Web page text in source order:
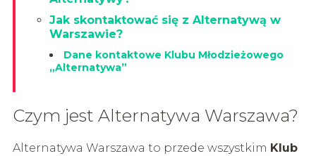
Jak skontaktować się z Alternatywą w
Warszawie?
Dane kontaktowe Klubu Młodzieżowego
„Alternatywa”
Czym jest Alternatywa Warszawa?
Alternatywa Warszawa to przede wszystkim Klub